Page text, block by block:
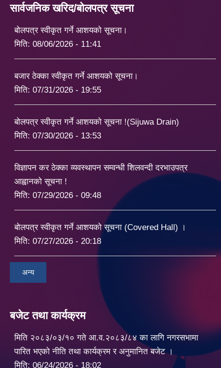
सार्वजनिक खरिद/बोलपत्र सूचना
बोलपत्र स्वीकृत गर्ने आशयको सूचना।
मिति: 08/06/2026 - 11:41
बजार ठेक्का स्वीकृत गर्ने आशयको सूचना।
मिति: 07/31/2026 - 19:55
बोलपत्र स्वीकृत गर्ने आशयको सूचना !(Sijuwa Drain)
मिति: 07/30/2026 - 13:53
विज्ञापन कर ठेक्का व्यवस्थापन सम्वन्धी शिलवन्दी दरभाउपत्र
आह्वानको सूचना !
मिति: 07/29/2026 - 09:48
बोलपत्र स्वीकृत गर्ने आशयको सूचना (Covered Hall) ।
मिति: 07/27/2026 - 20:18
अन्य
बजेट तथा कार्यक्रम
मिति २०८३/०३/१० गते आ.व.२०८३/८४ का लागि नगरसभामा
पारित भएको नीति तथा कार्यक्रम र अनुमानित बजेट ।
मिति: 06/24/2026 - 18:02